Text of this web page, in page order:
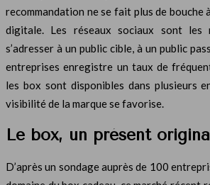
recommandation ne se fait plus de bouche
digitale. Les réseaux sociaux sont les
s’adresser à un public cible, à un public
entreprises enregistre un taux de
les box sont disponibles dans plusieurs
visibilité de la marque se favorise.
Le box, un présent
D’après un sondage auprès de 100